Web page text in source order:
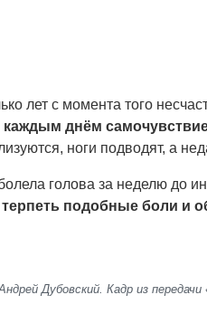
лет с момента того
днём
ноги подводят, а
голова за неделю до
подобные боли и
Дубовский. Кадр из